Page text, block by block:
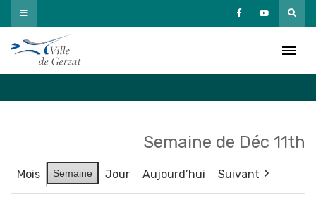
Passer
au
contenu
Semaine de Déc 11th
Mois Semaine Jour Aujourd’hui Suivant